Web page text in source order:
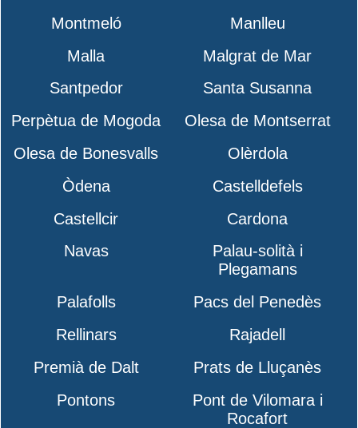
Montmeló
Manlleu
Malla
Malgrat de Mar
Santpedor
Santa Susanna
Perpètua de Mogoda
Olesa de Montserrat
Olesa de Bonesvalls
Olèrdola
Òdena
Castelldefels
Castellcir
Cardona
Navas
Palau-solità i
Plegamans
Palafolls
Pacs del Penedès
Rellinars
Rajadell
Premià de Dalt
Prats de Lluçanès
Pontons
Pont de Vilomara i
Rocafort